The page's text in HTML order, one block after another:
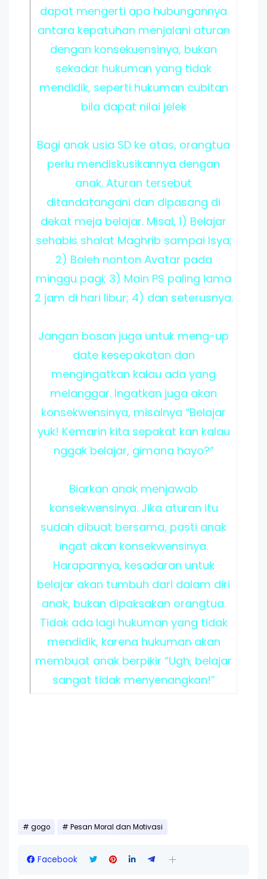
dapat mengerti apa hubungannya
antara kepatuhan menjalani aturan
dengan konsekuensinya, bukan
sekadar hukuman yang tidak
mendidik, seperti hukuman cubitan
bila dapat nilai jelek
Bagi anak usia SD ke atas, orangtua
perlu mendiskusikannya dengan
anak. Aturan tersebut
ditandatangani dan dipasang di
dekat meja belajar. Misal, 1) Belajar
sehabis shalat Maghrib sampai Isya;
2) Boleh nonton Avatar pada
minggu pagi; 3) Main PS paling lama
2 jam di hari libur; 4) dan seterusnya.
Jangan bosan juga untuk meng-up
date kesepakatan dan
mengingatkan kalau ada yang
melanggar. Ingatkan juga akan
konsekwensinya, misalnya “Belajar
yuk! Kemarin kita sepakat kan kalau
nggak belajar, gimana hayo?”
Biarkan anak menjawab
konsekwensinya. Jika aturan itu
sudah dibuat bersama, pasti anak
ingat akan konsekwensinya.
Harapannya, kesadaran untuk
belajar akan tumbuh dari dalam diri
anak, bukan dipaksakan orangtua.
Tidak ada lagi hukuman yang tidak
mendidik, karena hukuman akan
membuat anak berpikir “Ugh, belajar
sangat tidak menyenangkan!”
gogo Pesan Moral dan Motivasi
Facebook